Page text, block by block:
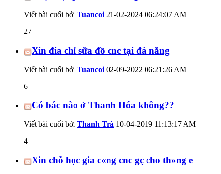
Viết bài cuối bởi Tuancoi 21-02-2024 06:24:07 AM
27
Xin đia chỉ sữa đồ cnc tại đà nẵng
Viết bài cuối bởi Tuancoi 02-09-2022 06:21:26 AM
6
Có bác nào ở Thanh Hóa không??
Viết bài cuối bởi Thanh Trà 10-04-2019 11:13:17 AM
4
Xin chỗ học gia c«ng cnc gç cho th»ng e